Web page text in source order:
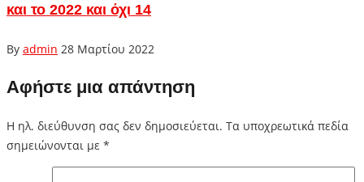
και το 2022 και όχι 14
By admin 28 Μαρτίου 2022
Αφήστε μια απάντηση
Η ηλ. διεύθυνση σας δεν δημοσιεύεται. Τα υποχρεωτικά πεδία
σημειώνονται με *